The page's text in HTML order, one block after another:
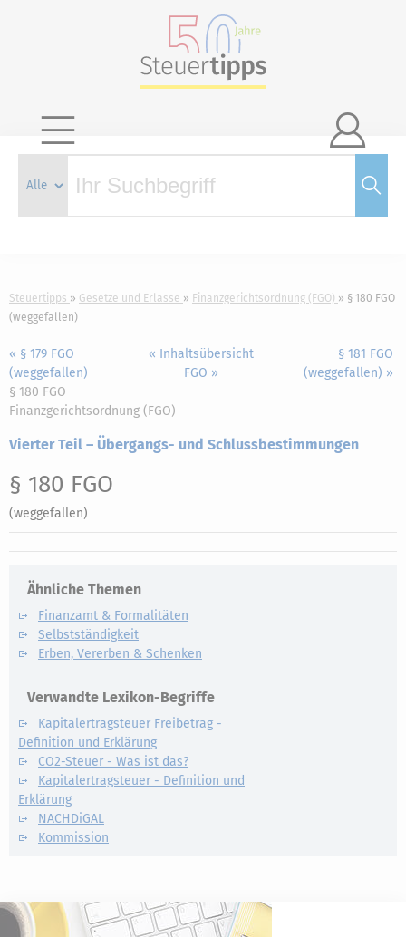

Steuertipps Gesetze und Erlasse Finanzgerichtsordnung (FGO)
§ 180 FGO
(weggefallen)
« § 179 FGO
(weggefallen)
« Inhaltsübersicht
FGO »
§ 181 FGO
(weggefallen) »
§ 180 FGO
Finanzgerichtsordnung (FGO)
Vierter Teil – Übergangs- und Schlussbestimmungen
§ 180 FGO
(weggefallen)
Ähnliche Themen
Finanzamt & Formalitäten
Selbstständigkeit
Erben, Vererben & Schenken
Verwandte Lexikon-Begriffe
Kapitalertragsteuer Freibetrag -
Definition und Erklärung
CO2-Steuer - Was ist das?
Kapitalertragsteuer - Definition und
Erklärung
NACHDiGAL
Kommission